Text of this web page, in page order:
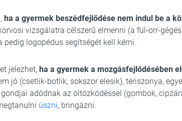
ha a gyermek beszédfejlődése nem indul be a
vizsgálatra célszerű elmenni (a fül-orr-
logopédus segítségét kell kérni.
jelezhet, ha a gyermek a mozgásfejlődésében
jó (csetlik-botlik, sokszor elesik), tériszonya,
adódnak az öltözködéssel (gombok,
úszni, bringázni.